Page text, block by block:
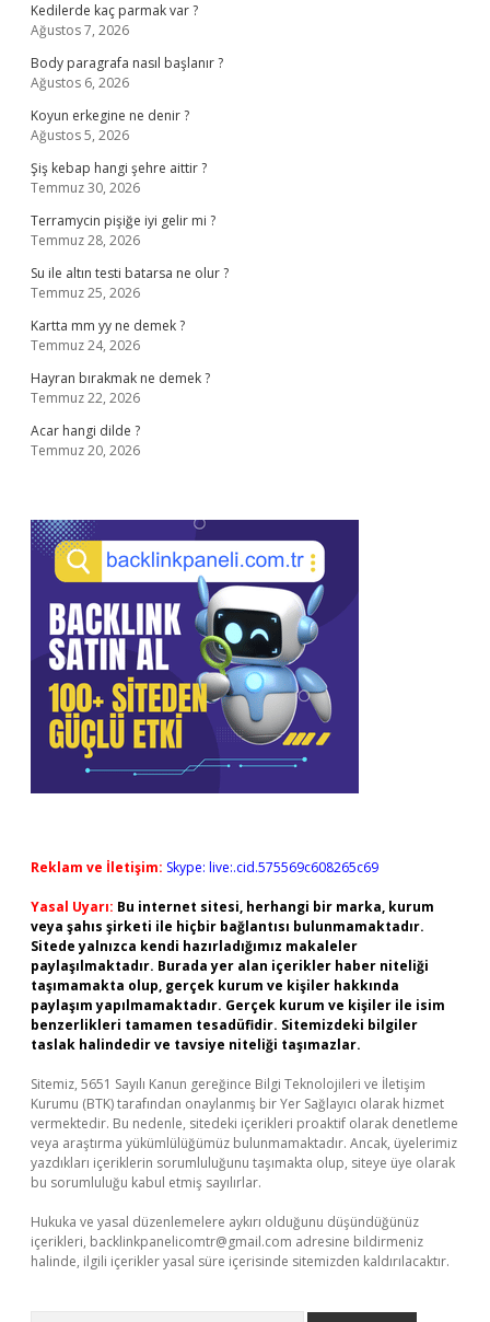
Kedilerde kaç parmak var ?
Ağustos 7, 2026
Body paragrafa nasıl başlanır ?
Ağustos 6, 2026
Koyun erkegine ne denir ?
Ağustos 5, 2026
Şiş kebap hangi şehre aittir ?
Temmuz 30, 2026
Terramycin pişiğe iyi gelir mi ?
Temmuz 28, 2026
Su ile altın testi batarsa ne olur ?
Temmuz 25, 2026
Kartta mm yy ne demek ?
Temmuz 24, 2026
Hayran bırakmak ne demek ?
Temmuz 22, 2026
Acar hangi dilde ?
Temmuz 20, 2026
Reklam ve İletişim: Skype: live:.cid.575569c608265c69
Yasal Uyarı: Bu internet sitesi, herhangi bir marka, kurum
veya şahıs şirketi ile hiçbir bağlantısı bulunmamaktadır.
Sitede yalnızca kendi hazırladığımız makaleler
paylaşılmaktadır. Burada yer alan içerikler haber niteliği
taşımamakta olup, gerçek kurum ve kişiler hakkında
paylaşım yapılmamaktadır. Gerçek kurum ve kişiler ile isim
benzerlikleri tamamen tesadüfidir. Sitemizdeki bilgiler
taslak halindedir ve tavsiye niteliği taşımazlar.
Sitemiz, 5651 Sayılı Kanun gereğince Bilgi Teknolojileri ve İletişim
Kurumu (BTK) tarafından onaylanmış bir Yer Sağlayıcı olarak hizmet
vermektedir. Bu nedenle, sitedeki içerikleri proaktif olarak denetleme
veya araştırma yükümlülüğümüz bulunmamaktadır. Ancak, üyelerimiz
yazdıkları içeriklerin sorumluluğunu taşımakta olup, siteye üye olarak
bu sorumluluğu kabul etmiş sayılırlar.
Hukuka ve yasal düzenlemelere aykırı olduğunu düşündüğünüz
içerikleri, backlinkpanelicomtr@gmail.com adresine bildirmeniz
halinde, ilgili içerikler yasal süre içerisinde sitemizden kaldırılacaktır.